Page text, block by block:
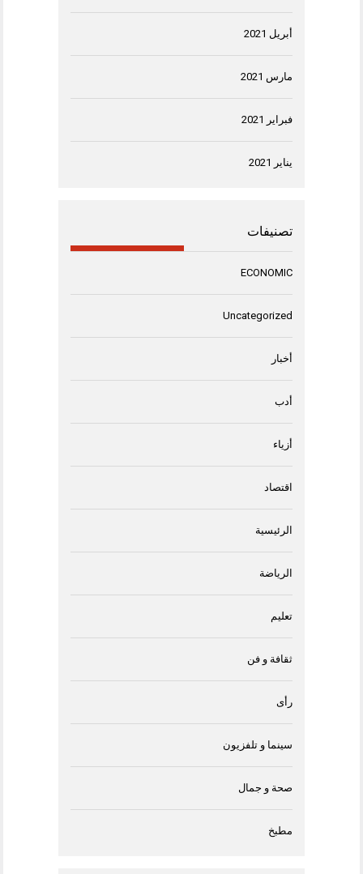
أبريل 2021
مارس 2021
فبراير 2021
يناير 2021
تصنيفات
ECONOMIC
Uncategorized
أخبار
أدب
أزياء
اقتصاد
الرئيسية
الرياضة
تعليم
ثقافة و فن
رأى
سينما و تلفزيون
صحة و جمال
مطبخ